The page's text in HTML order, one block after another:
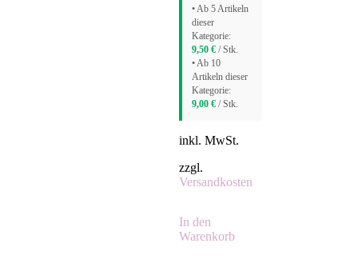
• Ab 5 Artikeln
dieser
Kategorie:
9,50 € / Stk.
• Ab 10
Artikeln dieser
Kategorie:
9,00 € / Stk.
inkl. MwSt.
zzgl.
Versandkosten
In den
Warenkorb